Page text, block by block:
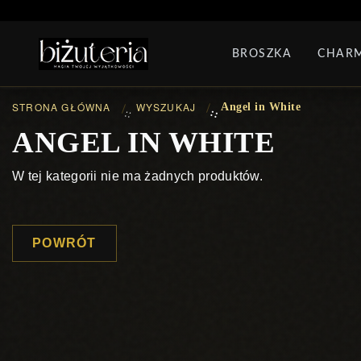
BROSZKA
STRONA GŁÓWNA ::WYSZUKAJ ::Angel in White
ANGEL IN WHITE
W tej kategorii nie ma żadnych produktów.
POWRÓT